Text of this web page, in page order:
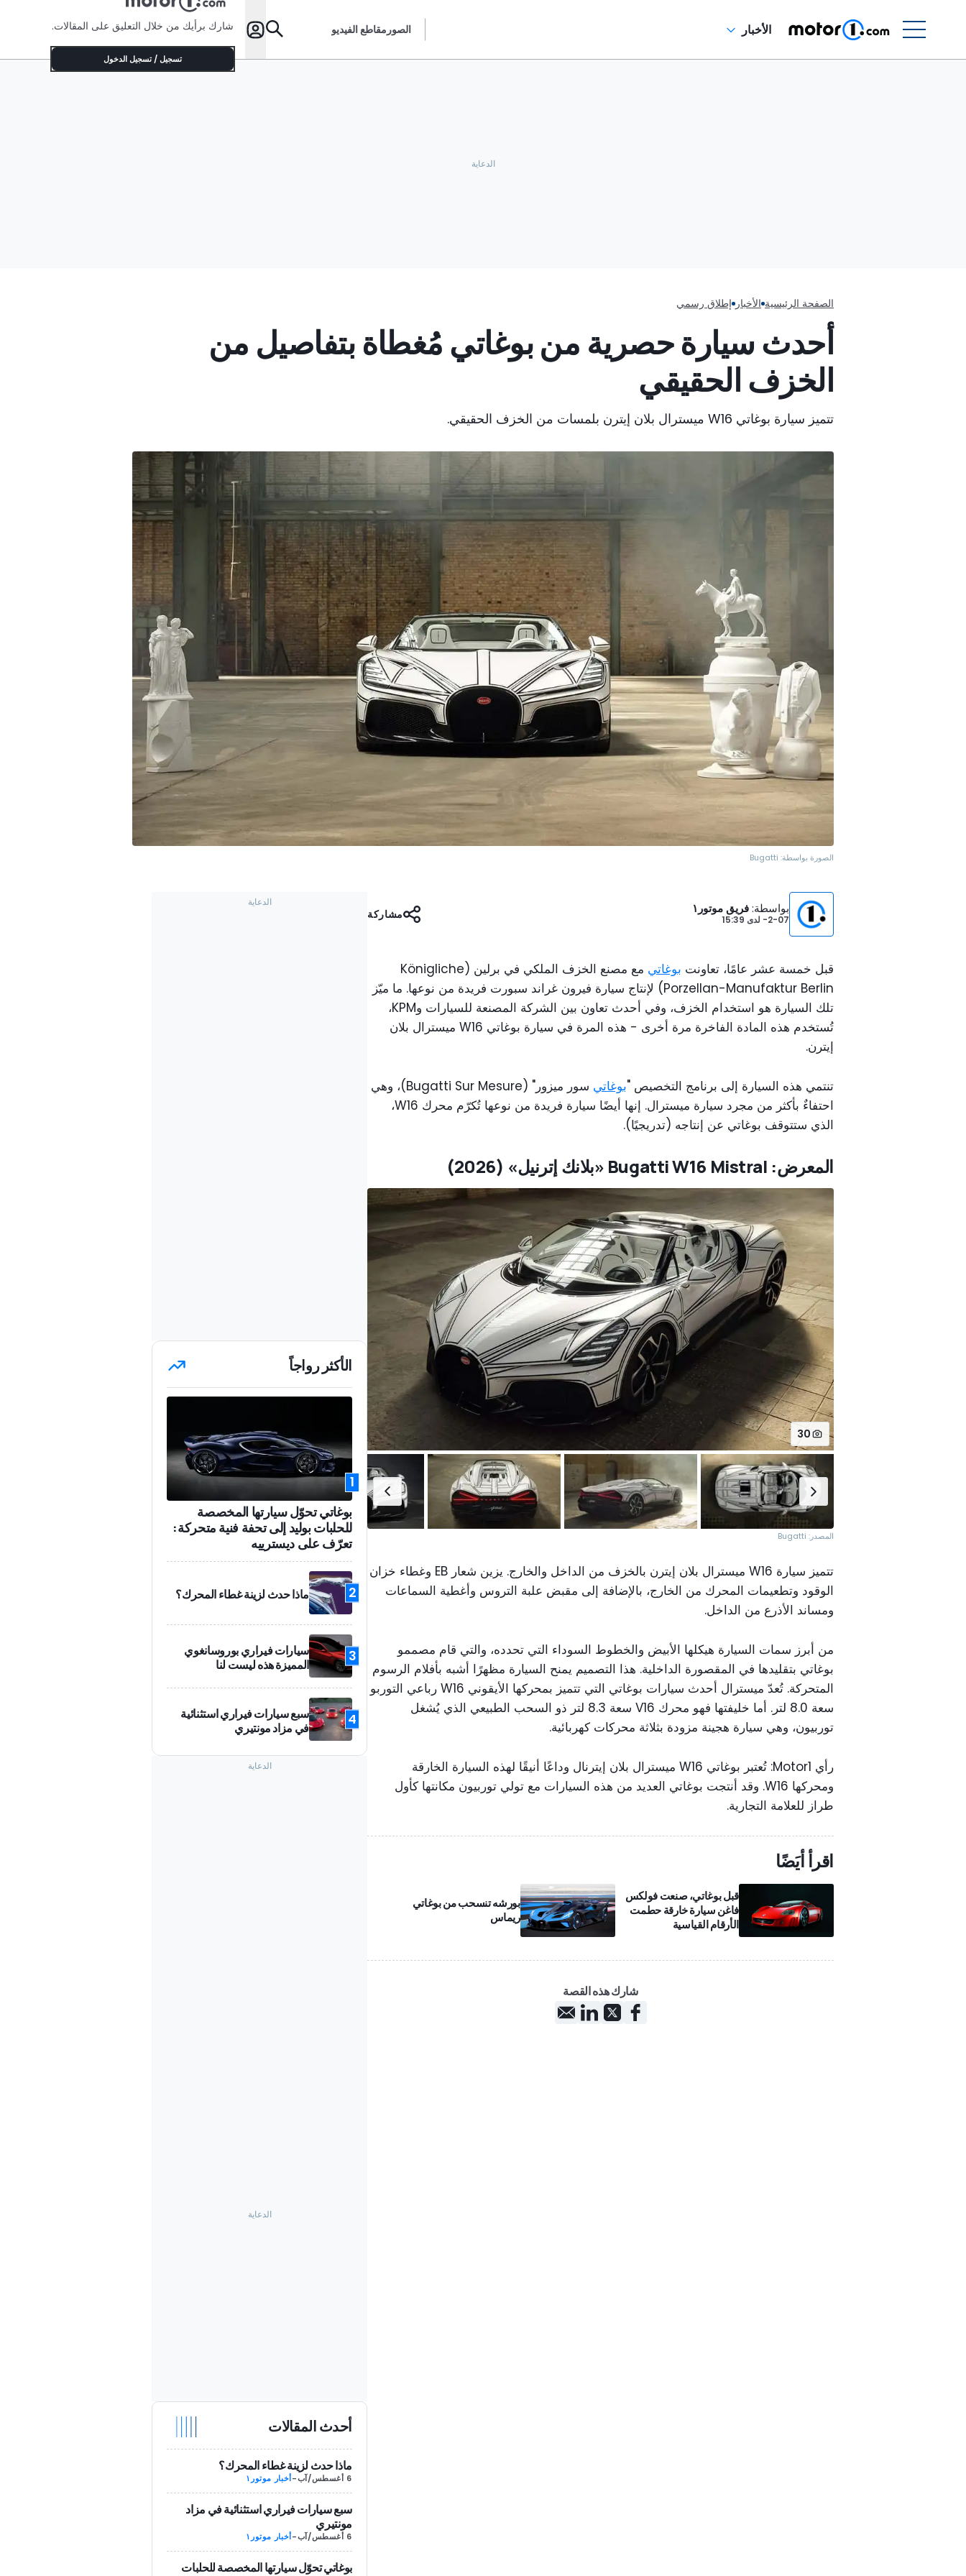
الأخبار الصور مقاطع الفيديو شارك برأيك من خلال التعليق على المقالات.
تسجيل / تسجيل الدخول
الصفحة الرئيسية الأخبار إطلاق رسمي
أحدث سيارة حصرية من بوغاتي مُغطاة بتفاصيل من
الخزف الحقيقي
تتميز سيارة بوغاتي W16 ميسترال بلان إيترن بلمسات من الخزف الحقيقي.
الصورة بواسطة: Bugatti
بواسطة:فريق موتور١
2-07- لدى مشاركة
قبل خمسة عشر عامًا، تعاونت بوغاتي
مع مصنع الخزف الملكي في برلين (Königliche
Porzellan-Manufaktur Berlin) لإنتاج سيارة فيرون غراند سبورت فريدة من نوعها. ما ميّز
تلك السيارة هو استخدام الخزف، وفي أحدث تعاون بين الشركة المصنعة للسيارات وKPM،
تُستخدم هذه المادة الفاخرة مرة أخرى - هذه المرة في سيارة بوغاتي W16 ميسترال بلان
إيترن.
تنتمي هذه السيارة إلى برنامج التخصيص "بوغاتي
سور ميزور" (Bugatti Sur Mesure)، وهي
احتفاءٌ بأكثر من مجرد سيارة ميسترال. إنها أيضًا سيارة فريدة من نوعها تُكرّم محرك W16،
الذي ستتوقف بوغاتي عن إنتاجه (تدريجيًا).
المعرض: Bugatti W16 Mistral «بلانك إترنيل» (2026)
30
المصدر: Bugatti
تتميز سيارة W16 ميسترال بلان إيترن بالخزف من الداخل والخارج. يزين شعار EB وغطاء خزان
الوقود وتطعيمات المحرك من الخارج، بالإضافة إلى مقبض علبة التروس وأغطية السماعات
ومساند الأذرع من الداخل.
من أبرز سمات السيارة هيكلها الأبيض والخطوط السوداء التي تحدده، والتي قام مصممو
بوغاتي بتقليدها في المقصورة الداخلية. هذا التصميم يمنح السيارة مظهرًا أشبه بأفلام الرسوم
المتحركة. تُعدّ ميسترال أحدث سيارات بوغاتي التي تتميز بمحركها الأيقوني W16 رباعي التوربو
سعة 8.0 لتر. أما خليفتها فهو محرك V16 سعة 8.3 لتر ذو السحب الطبيعي الذي يُشغل
توربيون، وهي سيارة هجينة مزودة بثلاثة محركات كهربائية.
رأي Motor1: تُعتبر بوغاتي W16 ميسترال بلان إيترنال وداعًا أنيقًا لهذه السيارة الخارقة
ومحركها W16. وقد أنتجت بوغاتي العديد من هذه السيارات مع تولي توربيون مكانتها كأول
طراز للعلامة التجارية.
اقرأ أيَضًا
قبل بوغاتي، صنعت فولكس
فاغن سيارة خارقة حطمت
الأرقام القياسية
بورشه تنسحب من بوغاتي
ريماس
شارك هذه القصة
الأكثر رواجاً
1
بوغاتي تحوّل سيارتها المخصصة
للحلبات بوليد إلى تحفة فنية متحركة:
تعرّف على ديسترييه
2 ماذا حدث لزينة غطاء المحرك؟
3
سيارات فيراري بوروسانغوي
المميزة هذه ليست لنا
4
سبع سيارات فيراري استثنائية
في مزاد مونتيري
أحدث المقالات
ماذا حدث لزينة غطاء المحرك؟
6 أغسطس/آب -أخبار موتور١
سبع سيارات فيراري استثنائية في مزاد
مونتيري
6 أغسطس/آب -أخبار موتور١
بوغاتي تحوّل سيارتها المخصصة للحلبات